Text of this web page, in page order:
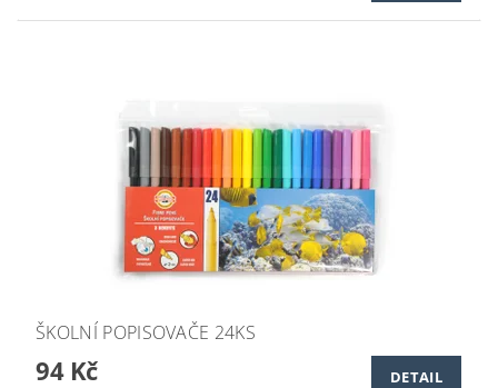
ŠKOLNÍ POPISOVAČE 24KS
94 Kč DETAIL